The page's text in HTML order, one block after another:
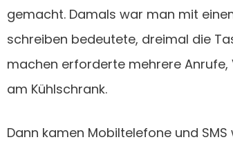
gemacht. Damals war man mit
schreiben bedeutete, dreimal die
machen erforderte mehrere
am Kühlschrank.
Dann kamen Mobiltelefone und